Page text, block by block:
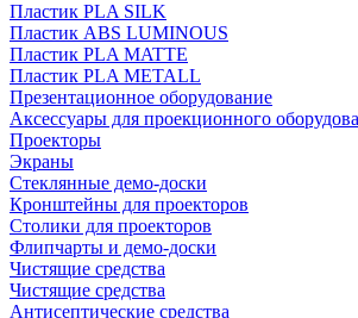
Пластик PLA SILK
Пластик ABS LUMINOUS
Пластик PLA MATTE
Пластик PLA METALL
Презентационное оборудование
Аксессуары для проекционного
Проекторы
Экраны
Стеклянные демо-доски
Кронштейны для проекторов
Столики для проекторов
Флипчарты и демо-доски
Чистящие средства
Чистящие средства
Антисептические средства